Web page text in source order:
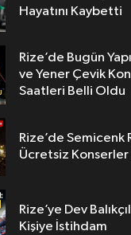
Hayatını Kaybetti
Rize’de Bugün
ve Yener Çevik
Saatleri Belli Oldu
Rize’de Semicenk
Ücretsiz Konserler
Rize’ye Dev
Kişiye İstihdam